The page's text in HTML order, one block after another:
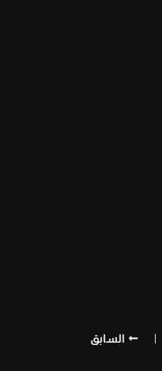
السابق